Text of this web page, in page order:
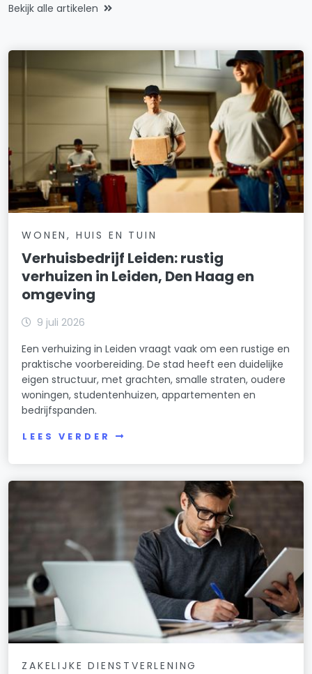
Bekijk alle artikelen
WONEN, HUIS EN TUIN
Verhuisbedrijf Leiden: rustig
verhuizen in Leiden, Den Haag en
omgeving
9 juli 2026
Een verhuizing in Leiden vraagt vaak om een rustige en
praktische voorbereiding. De stad heeft een duidelijke
eigen structuur, met grachten, smalle straten, oudere
woningen, studentenhuizen, appartementen en
bedrijfspanden.
LEES VERDER
ZAKELIJKE DIENSTVERLENING